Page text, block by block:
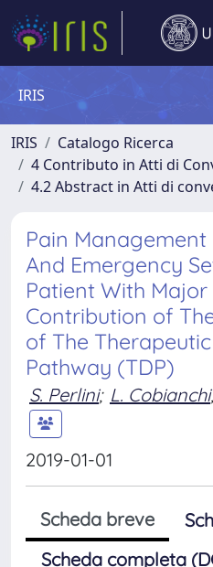
IRIS
IRIS
Catalogo Ricerca
4 Contributo in Atti di
4.2 Abstract in Atti di
Pain
And Emergency
Patient With Major
Contribution of
of The
Pathway (TDP)
S. Perlini; L. Cobianchi;
2019-01-01
Scheda breve
Scheda completa